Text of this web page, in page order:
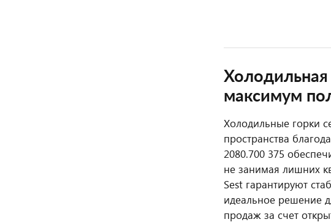
максимум
Холодильные горки
пространства
2080.700 375
не занимая лишних
Sest гарантируют
идеальное решение
продаж за счет